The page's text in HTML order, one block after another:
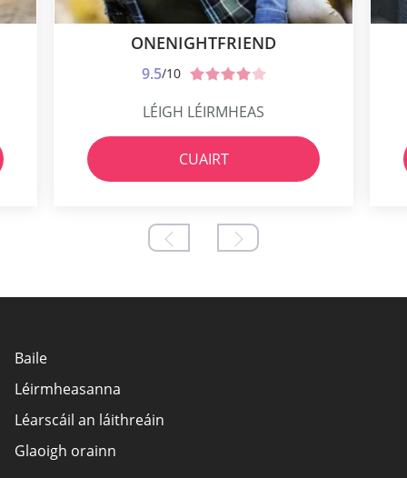
ONENIGHTFRIEND
9.5/10
LÉIGH LÉIRMHEAS
CUAIRT
Baile
Léirmheasanna
Léarscáil an láithreáin
Glaoigh orainn